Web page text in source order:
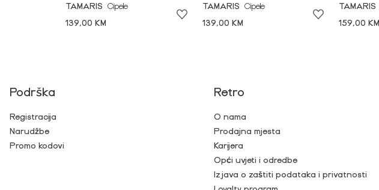
TAMARIS
Cipele
139,00 KM
TAMARIS
Cipele
139,00 KM
TAMARIS
159,00 KM
Podrška
Registracija
Narudžbe
Promo kodovi
Retro
O nama
Prodajna mjesta
Karijera
Opći uvjeti i odredbe
Izjava o zaštiti podataka i privatnosti